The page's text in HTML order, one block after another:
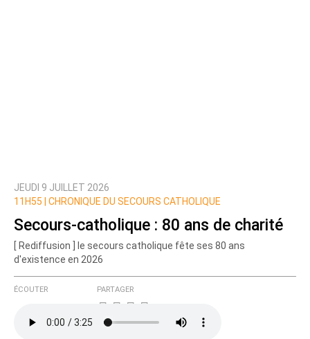
JEUDI 9 JUILLET 2026
11H55 |
CHRONIQUE DU SECOURS CATHOLIQUE
Secours-catholique : 80 ans de charité
[ Rediffusion ] le secours catholique fête ses 80 ans
d'existence en 2026
ÉCOUTER PARTAGER